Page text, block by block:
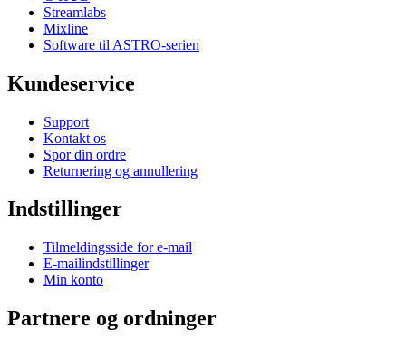
Streamlabs
Mixline
Software til ASTRO-serien
Kundeservice
Support
Kontakt os
Spor din ordre
Returnering og annullering
Indstillinger
Tilmeldingsside for e-mail
E-mailindstillinger
Min konto
Partnere og ordninger